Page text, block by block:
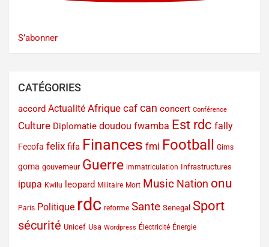
S’abonner
CATÉGORIES
accord Actualité Afrique caf can concert Conférence
Culture Diplomatie doudou fwamba Est rdc fally
Fecofa felix fifa Finances fmi Football Gims
goma gouverneur Guerre immatriculation Infrastructures
ipupa Kwilu leopard Militaire Mort Music Nation onu
Paris Politique rdc reforme Sante Senegal Sport
sécurité Unicef Usa Wordpress Électricité Énergie